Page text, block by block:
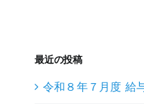
最近の投稿
令和８年７月度 給